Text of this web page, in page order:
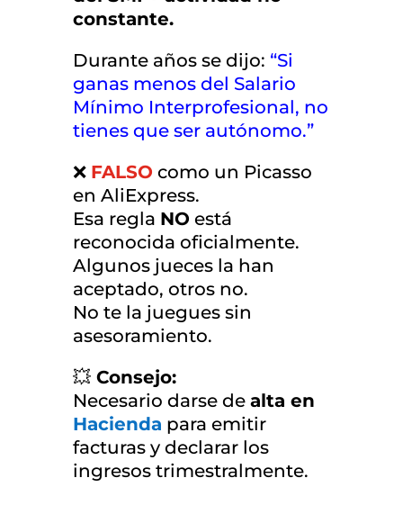
constante.
Durante años se dijo: “Si
ganas menos del Salario
Mínimo Interprofesional, no
tienes que ser autónomo.”
❌ FALSO como un Picasso
en AliExpress.
Esa regla NO está
reconocida oficialmente.
Algunos jueces la han
aceptado, otros no.
No te la juegues sin
asesoramiento.
💥Consejo:
Necesario darse de alta en
Hacienda para emitir
facturas y declarar los
ingresos trimestralmente.